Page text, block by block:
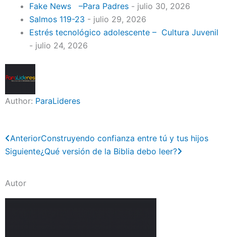
Fake News –Para Padres - julio 30, 2026
Salmos 119-23 - julio 29, 2026
Estrés tecnológico adolescente – Cultura Juvenil
- julio 24, 2026
Author: ParaLideres
Previo
AnteriorConstruyendo confianza entre tú y tus hijos
Siguiente¿Qué versión de la Biblia debo leer?
Next
Autor